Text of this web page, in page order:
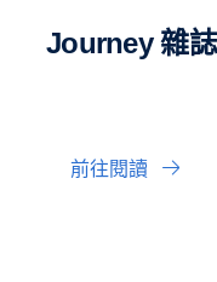
Journey 雜誌
前往閱讀